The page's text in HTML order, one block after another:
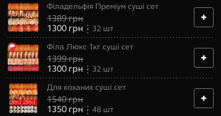
Філадельфія Преміум суші сет
1389грн
1300 грн 32 шт
Філа Люкс 1кг суші сет
1399грн
1300 грн 32 шт
Для коханих суші сет
1540грн
1350 грн 48 шт